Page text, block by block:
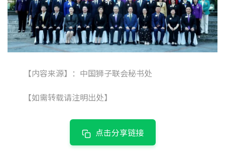
【内容来源】：中国狮子联会秘书处
【如需转载请注明出处】
点击分享链接